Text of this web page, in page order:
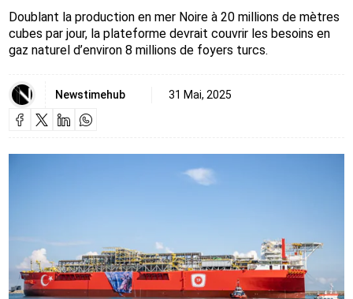
Doublant la production en mer Noire à 20 millions de mètres
cubes par jour, la plateforme devrait couvrir les besoins en
gaz naturel d’environ 8 millions de foyers turcs.
Newstimehub 31 Mai, 2025